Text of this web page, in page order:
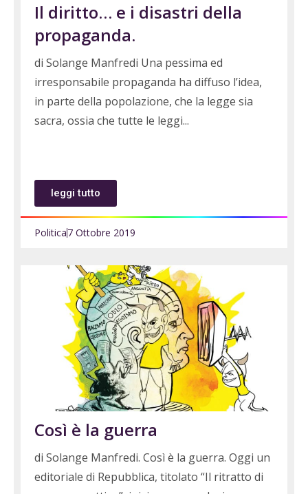
Il diritto… e i disastri della
propaganda.
di Solange Manfredi Una pessima ed
irresponsabile propaganda ha diffuso l’idea,
in parte della popolazione, che la legge sia
sacra, ossia che tutte le leggi
leggi tutto
Politica7 Ottobre 2019
Così è la guerra
di Solange Manfredi. Così è la guerra. Oggi un
editoriale di Repubblica, titolato “Il ritratto di